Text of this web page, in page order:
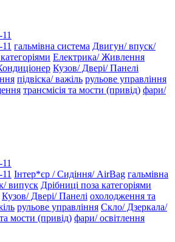
гальмівна система Двигун/ впуск/
Електрика/ Живлення
Кузов/ Двері/ Панелі
підвіска/ важіль рульове управління
трансмісія та мости (привід) фари/
Інтер*єр / Сидіння/ AirBag гальмівна
випуск Дрібниці поза категоріями
Кузов/ Двері/ Панелі охолодження та
рульове управління Скло/ Дзеркала/
мости (привід) фари/ освітлення